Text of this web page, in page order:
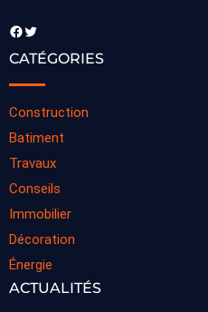
Facebook Twitter
CATÉGORIES
Construction
Batiment
Travaux
Conseils
Immobilier
Décoration
Énergie
ACTUALITÉS